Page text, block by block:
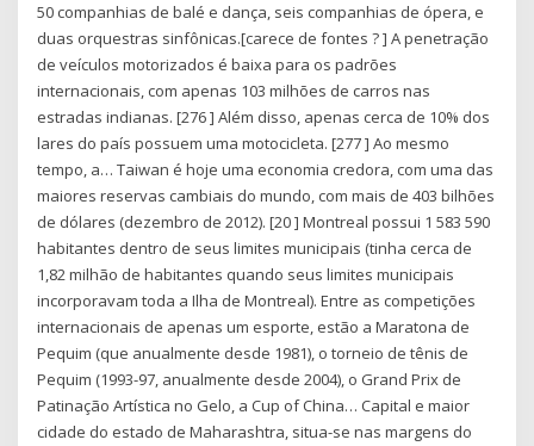
50 companhias de balé e dança, seis companhias de ópera, e
duas orquestras sinfônicas.[carece de fontes ? ] A penetração
de veículos motorizados é baixa para os padrões
internacionais, com apenas 103 milhões de carros nas
estradas indianas. [276 ] Além disso, apenas cerca de 10% dos
lares do país possuem uma motocicleta. [277 ] Ao mesmo
tempo, a… Taiwan é hoje uma economia credora, com uma das
maiores reservas cambiais do mundo, com mais de 403 bilhões
de dólares (dezembro de 2012). [20 ] Montreal possui 1 583 590
habitantes dentro de seus limites municipais (tinha cerca de
1,82 milhão de habitantes quando seus limites municipais
incorporavam toda a Ilha de Montreal). Entre as competições
internacionais de apenas um esporte, estão a Maratona de
Pequim (que anualmente desde 1981), o torneio de tênis de
Pequim (1993-97, anualmente desde 2004), o Grand Prix de
Patinação Artística no Gelo, a Cup of China… Capital e maior
cidade do estado de Maharashtra, situa-se nas margens do